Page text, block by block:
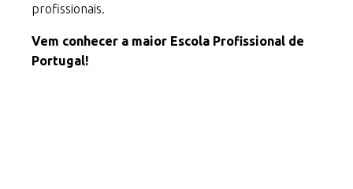
profissionais.
Vem conhecer a maior Escola Profissional de
Portugal!